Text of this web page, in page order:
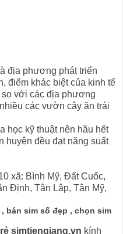
địa phương phát triển
điểm khác biệt của kinh tế
so với các địa phương
các vườn cây ăn trái
học kỹ thuật nên hầu hết
huyện đều đạt năng suất
xã: Bình Mỹ, Đất Cuốc,
Định, Tân Lập, Tân Mỹ,
bán sim số đẹp , chọn sim
simtiengiang.vn kính